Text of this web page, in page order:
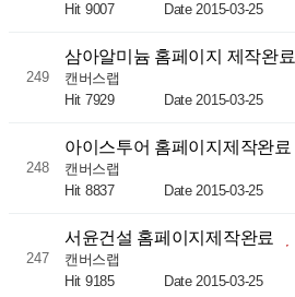
Hit 9007
Date 2015-03-25
249
삼아알미늄 홈페이지 제작완료
캔버스랩
Hit 7929
Date 2015-03-25
248
아이스투어 홈페이지제작완료
캔버스랩
Hit 8837
Date 2015-03-25
247
서윤건설 홈페이지제작완료
캔버스랩
Hit 9185
Date 2015-03-25